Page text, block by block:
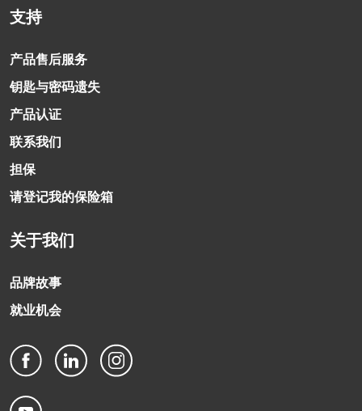
支持
产品售后服务
钥匙与密码遗失
产品认证
联系我们
担保
请登记我的保险箱
关于我们
品牌故事
就业机会